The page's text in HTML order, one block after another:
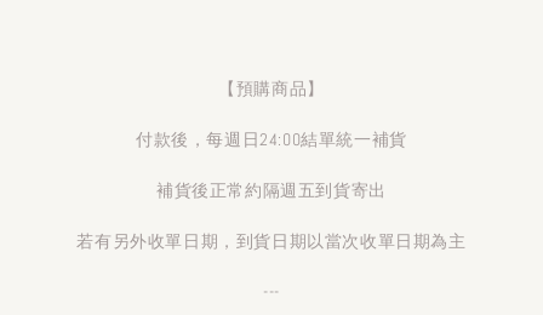
【預購商品】
付款後，每週日24:00結單統一補貨
補貨後正常約隔週五到貨寄出
若有另外收單日期，到貨日期以當次收單日期為主
---